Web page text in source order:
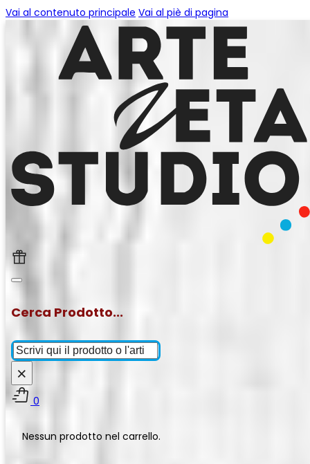
Vai al contenuto principale Vai al piè di pagina
Cerca Prodotto...
Cerca
×
0
Nessun prodotto nel carrello.